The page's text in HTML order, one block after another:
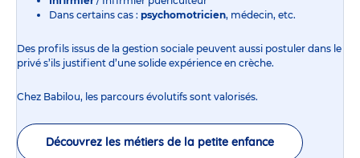
Dans certains cas : psychomotricien, médecin, etc.
Des profils issus de la gestion sociale peuvent aussi postuler dans le
privé s’ils justifient d’une solide expérience en crèche.
Chez Babilou, les parcours évolutifs sont valorisés.
Découvrez les métiers de la petite enfance